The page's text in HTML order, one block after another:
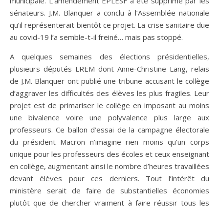
sénateurs. J.M. Blanquer a conclu à l’Assemblée nationale
qu’il représenterait bientôt ce projet. La crise sanitaire due
au covid-19 l’a semble-t-il freiné… mais pas stoppé.
A quelques semaines des élections présidentielles,
plusieurs députés LREM dont Anne-Christine Lang, relais
de J.M. Blanquer ont publié une tribune accusant le collège
d’aggraver les difficultés des élèves les plus fragiles. Leur
projet est de primariser le collège en imposant au moins
une bivalence voire une polyvalence plus large aux
professeurs. Ce ballon d’essai de la campagne électorale
du président Macron n’imagine rien moins qu’un corps
unique pour les professeurs des écoles et ceux enseignant
en collège, augmentant ainsi le nombre d’heures travaillées
devant élèves pour ces derniers. Tout l’intérêt du
ministère serait de faire de substantielles économies
plutôt que de chercher vraiment à faire réussir tous les